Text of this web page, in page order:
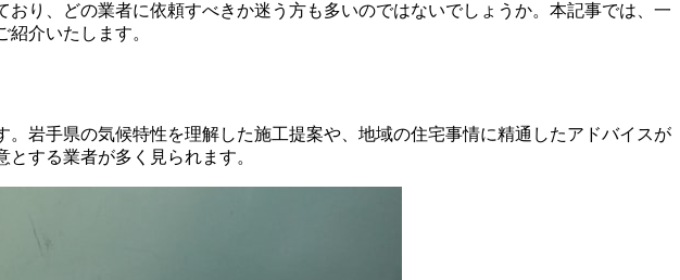
り、どの業者に依頼すべきか迷う方も多いのではないでしょうか。本記事では、一
介いたします。
岩手県の気候特性を理解した施工提案や、地域の住宅事情に精通したアドバイスが
する業者が多く見られます。